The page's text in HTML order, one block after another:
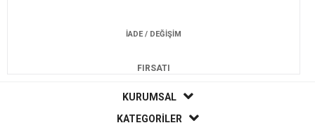
İADE / DEĞİŞİM
FIRSATI
KURUMSAL
KATEGORİLER